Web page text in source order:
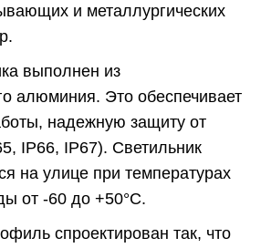
и металлургических
выполнен из
алюминия. Это обеспечивает
надежную защиту от
IP66, IP67). Светильник
на улице при температурах
от -60 до +50°C.
спроектирован так, что